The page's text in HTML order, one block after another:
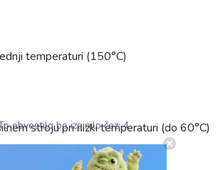
temperaturi (150°C)
stroju pri nizki temperaturi (do 60°C)
obvestilo bo izginilo čez:3